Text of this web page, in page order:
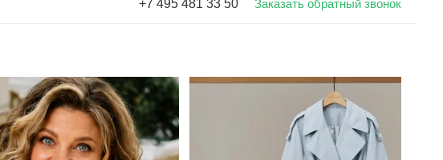
+7 495 481 33 50 Заказать обратный звонок